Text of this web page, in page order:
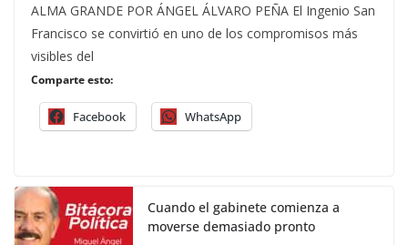
ALMA GRANDE POR ÁNGEL ÁLVARO PEÑA El Ingenio San
Francisco se convirtió en uno de los compromisos más
visibles del
Comparte esto:
Facebook WhatsApp
Cuando el gabinete comienza a
moverse demasiado pronto